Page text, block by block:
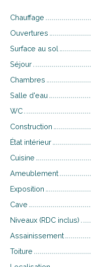
Chauffage
Ouvertures
Surface au sol
Séjour
Chambres
Salle d'eau
WC
Construction
État intérieur
Cuisine
Ameublement
Exposition
Cave
Niveaux (RDC inclus)
Assainissement
Toiture